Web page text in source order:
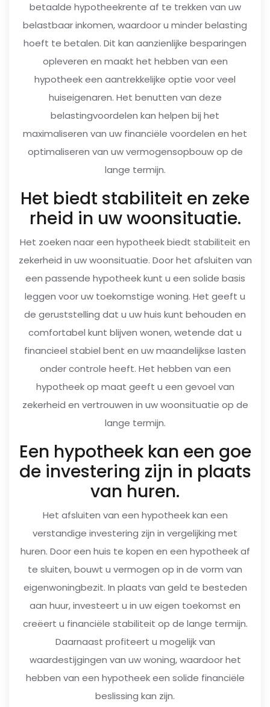
betaalde hypotheekrente af te trekken van uw
belastbaar inkomen, waardoor u minder belasting
hoeft te betalen. Dit kan aanzienlijke besparingen
opleveren en maakt het hebben van een
hypotheek een aantrekkelijke optie voor veel
huiseigenaren. Het benutten van deze
belastingvoordelen kan helpen bij het
maximaliseren van uw financiële voordelen en het
optimaliseren van uw vermogensopbouw op de
lange termijn.
Het biedt stabiliteit en zeke
rheid in uw woonsituatie.
Het zoeken naar een hypotheek biedt stabiliteit en
zekerheid in uw woonsituatie. Door het afsluiten van
een passende hypotheek kunt u een solide basis
leggen voor uw toekomstige woning. Het geeft u
de geruststelling dat u uw huis kunt behouden en
comfortabel kunt blijven wonen, wetende dat u
financieel stabiel bent en uw maandelijkse lasten
onder controle heeft. Het hebben van een
hypotheek op maat geeft u een gevoel van
zekerheid en vertrouwen in uw woonsituatie op de
lange termijn.
Een hypotheek kan een goe
de investering zijn in plaats
van huren.
Het afsluiten van een hypotheek kan een
verstandige investering zijn in vergelijking met
huren. Door een huis te kopen en een hypotheek af
te sluiten, bouwt u vermogen op in de vorm van
eigenwoningbezit. In plaats van geld te besteden
aan huur, investeert u in uw eigen toekomst en
creëert u financiële stabiliteit op de lange termijn.
Daarnaast profiteert u mogelijk van
waardestijgingen van uw woning, waardoor het
hebben van een hypotheek een solide financiële
beslissing kan zijn.